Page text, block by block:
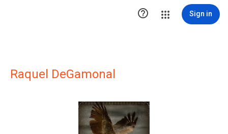
 Sign in
Raquel DeGamonal